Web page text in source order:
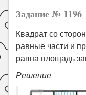
Задание № 1196
Квадрат со
равные части и
равна площадь
Решение